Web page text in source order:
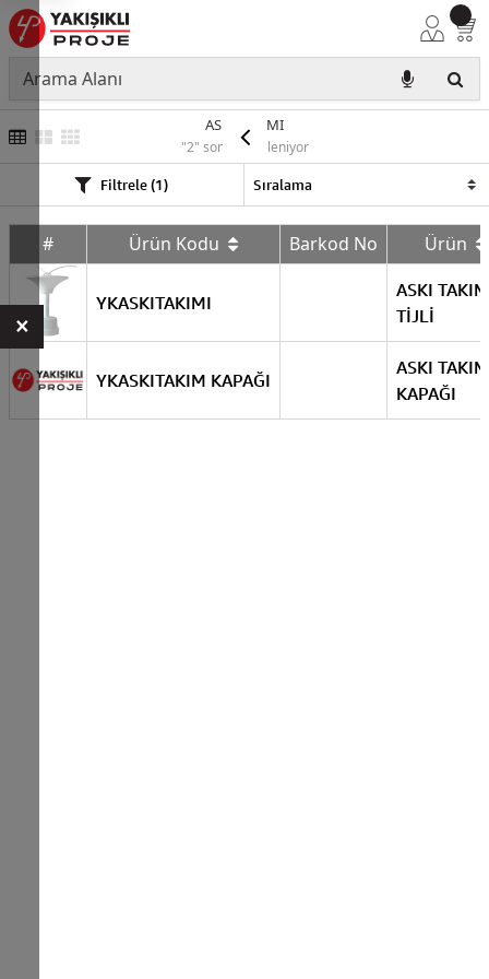
ASKI TAKIMI
"2" sonuç listeleniyor
Filtrele (1)
# Ürün Kodu Barkod No Ürün
YKASKITAKIMI
ASKI
TİJLİ
YKASKITAKIM KAPAĞI
ASKI
KAPAĞI
×